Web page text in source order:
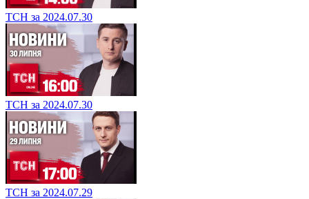
ТСН за 2024.07.30
ТСН за 2024.07.30
ТСН за 2024.07.29